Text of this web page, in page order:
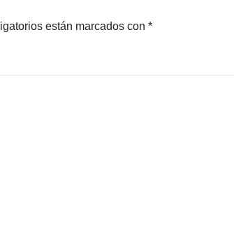
ROJAS Y SU
están marcados con *